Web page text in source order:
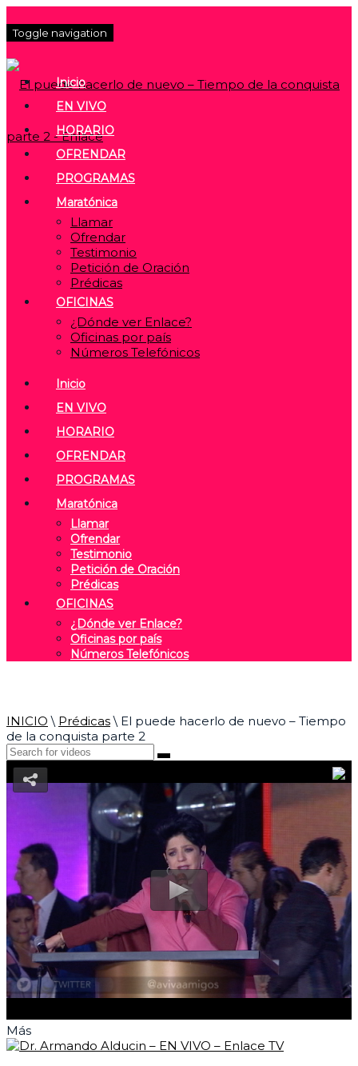
Toggle navigation
Inicio
EN VIVO
HORARIO
OFRENDAR
PROGRAMAS
Maratónica
Llamar
Ofrendar
Testimonio
Petición de Oración
Prédicas
OFICINAS
¿Dónde ver Enlace?
Oficinas por país
Números Telefónicos
Inicio
EN VIVO
HORARIO
OFRENDAR
PROGRAMAS
Maratónica
Llamar
Ofrendar
Testimonio
Petición de Oración
Prédicas
OFICINAS
¿Dónde ver Enlace?
Oficinas por país
Números Telefónicos
INICIO \ Prédicas\ El puede hacerlo de nuevo – Tiempo
de la conquista parte 2
Más